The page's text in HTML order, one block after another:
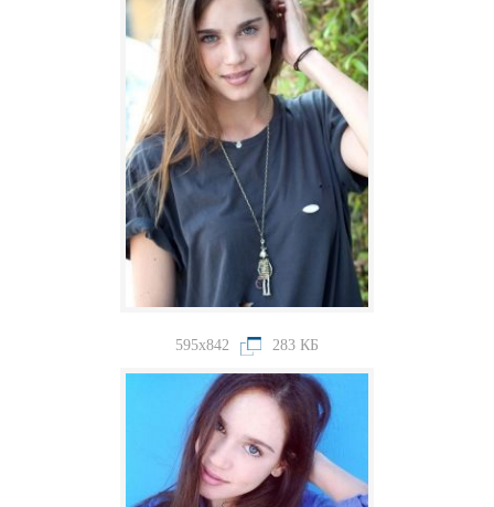
595x842 283 КБ